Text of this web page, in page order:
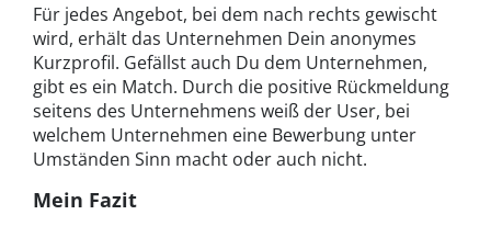
Für jedes Angebot, bei dem nach rechts gewischt
wird, erhält das Unternehmen Dein anonymes
Kurzprofil. Gefällst auch Du dem Unternehmen,
gibt es ein Match. Durch die positive Rückmeldung
seitens des Unternehmens weiß der User, bei
welchem Unternehmen eine Bewerbung unter
Umständen Sinn macht oder auch nicht.
Mein Fazit